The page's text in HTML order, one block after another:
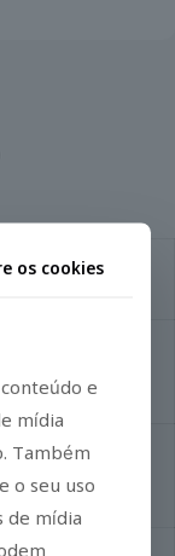
MOIS
os cookies
e
mídia
Também
o seu uso
de mídia